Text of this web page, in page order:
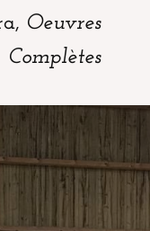
Oeuvres
Complètes